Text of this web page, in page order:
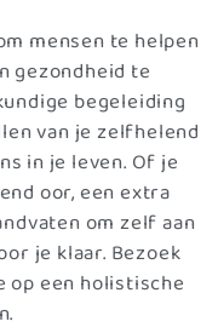
mensen te helpen
gezondheid te
begeleiding
van je zelfhelend
in je leven. Of je
oor, een extra
om zelf aan
je klaar. Bezoek
op een holistische